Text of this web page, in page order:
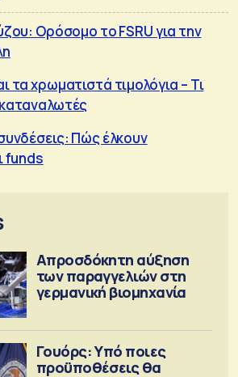
Ορόσομο το FSRU για την
τα χρωματιστά τιμολόγια – Τι
Πώς έλκουν
funds
Απροσδόκητη αύξηση
των παραγγελιών στη
γερμανική βιομηχανία
Γουόρς: Υπό ποιες
προϋποθέσεις θα